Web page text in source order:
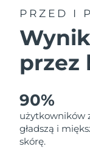
PRZED I
przez
90%
użytkowników
gładszą i
skórę.
Izrael
Włochy
Japonia
Jersey